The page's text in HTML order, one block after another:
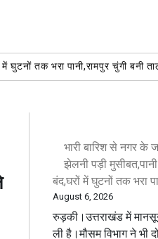
तक भरा पानी,रामपुर चुंगी बनी
भारी बारिश से नगर के
झेलनी पड़ी
बंद,घरों में घुटनों तक भरा
August 6, 2026
रुड़की।उत्तराखंड में
ली है।मौसम विभाग ने भी